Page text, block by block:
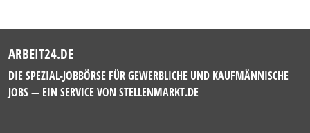
ARBEIT24.DE
DIE SPEZIAL-JOBBÖRSE FÜR GEWERBLICHE UND KAUFMÄNNISCHE
JOBS — EIN SERVICE VON STELLENMARKT.DE